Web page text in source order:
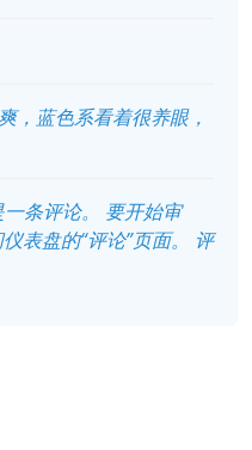
，蓝色系看着很养眼，
条评论。 要开始审
表盘的“评论”页面。 评